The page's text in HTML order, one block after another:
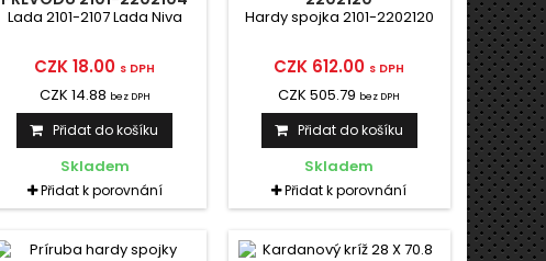
Lada 2101-2107 Lada Niva
CZK 18.00 s DPH
CZK 14.88 bez DPH
Přidat do košíku
Skladem
Přidat k porovnání
Hardy spojka 2101-2202120
CZK 612.00 s DPH
CZK 505.79 bez DPH
Přidat do košíku
Skladem
Přidat k porovnání